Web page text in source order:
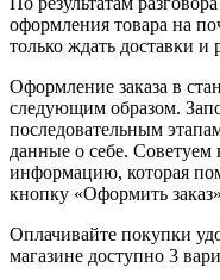
оформления товара на
только ждать доставки и
Оформление заказа в
следующим образом.
последовательным
данные о себе. Советуем
информацию, которая
кнопку «Оформить
Оплачивайте покупки
магазине доступно 3